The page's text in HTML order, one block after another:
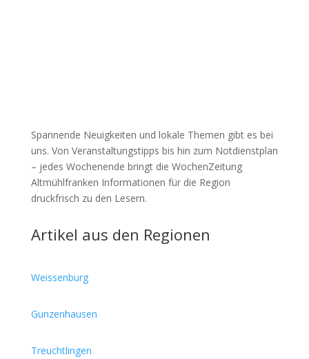
Spannende Neuigkeiten und lokale Themen gibt es bei
uns. Von Veranstaltungstipps bis hin zum Notdienstplan
– jedes Wochenende bringt die WochenZeitung
Altmühlfranken Informationen für die Region
druckfrisch zu den Lesern.
Artikel aus den Regionen
Weissenburg
Gunzenhausen
Treuchtlingen